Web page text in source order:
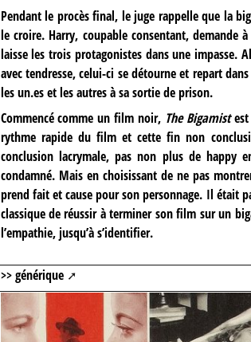
Pendant le procès final, le juge rappelle que la
le croire. Harry, coupable consentant,
laisse les trois protagonistes dans une impasse.
avec tendresse, celui-ci se détourne et repart
les un.es et les autres à sa sortie de prison.
Commencé comme un film noir, The Bigamistest
rythme rapide du film et cette fin non
conclusion lacrymale, pas non plus de
condamné. Mais en choisissant de ne pas
prend fait et cause pour son personnage. Il était
classique de réussir à terminer son film sur un
l’empathie, jusqu’à s’identifier.
>>générique